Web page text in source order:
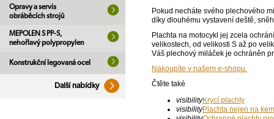
Opravy a servis
obráběcích strojů
MEPOLEN S PP-S,
nehořlavý polypropylen
Konstrukční legovaná ocel
Další nabídky
Pokud necháte svého plechového
díky dlouhému vystavení deště,
Plachta na motocykl jej zcela
velikostech, od velikosti S až po
Váš plechový miláček je ochráněn
Nakoupíte v našem e-shopu.
Čtěte také
visibilityKrycí plachty
visibilityPlachta nejen na